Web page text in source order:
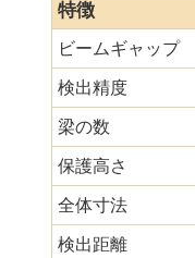
特徴
ビームギャップ
検出精度
梁の数
保護高さ
全体寸法
検出距離